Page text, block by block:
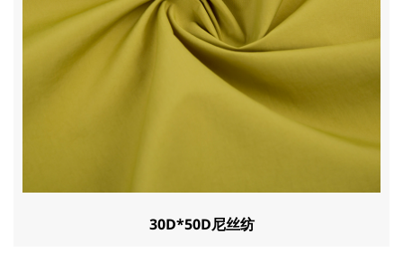
30D*50D尼丝纺